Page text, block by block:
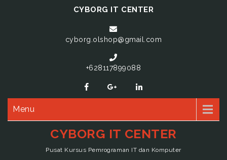
CYBORG IT CENTER
cyborg.olshop@gmail.com
+628117899088
Menu
CYBORG IT CENTER
Pusat Kursus Pemrograman IT dan Komputer